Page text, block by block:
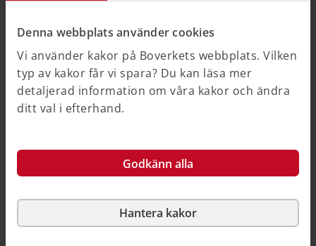
Denna webbplats använder cookies
Vi använder kakor på Boverkets webbplats. Vilken
typ av kakor får vi spara? Du kan läsa mer
detaljerad information om våra kakor och ändra
ditt val i efterhand.
Godkänn alla
Hantera kakor
i rapporten. Här nedan följer några exempel baserat
på material ur de två rapporterna. Exemplen tar upp
vilka faktorer och utfallsmått som har studerats och
hur evidensläget ser ut.
Utöver ovanstående rapporter arbetar CVA
operationsavdelningar eller lokaler för öppenvård.
Under våren 2022 färdigställs konceptprogram för
Konceptprogrammen görs på uppdrag och med
finansiering av PTS Forum.